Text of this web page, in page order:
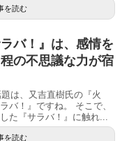
を読む
バ！』は、感情を
の不思議な力が宿
は、又吉直樹氏の『火
バ！』ですね。 そこで、
た『サラバ！』に触れ...
を読む